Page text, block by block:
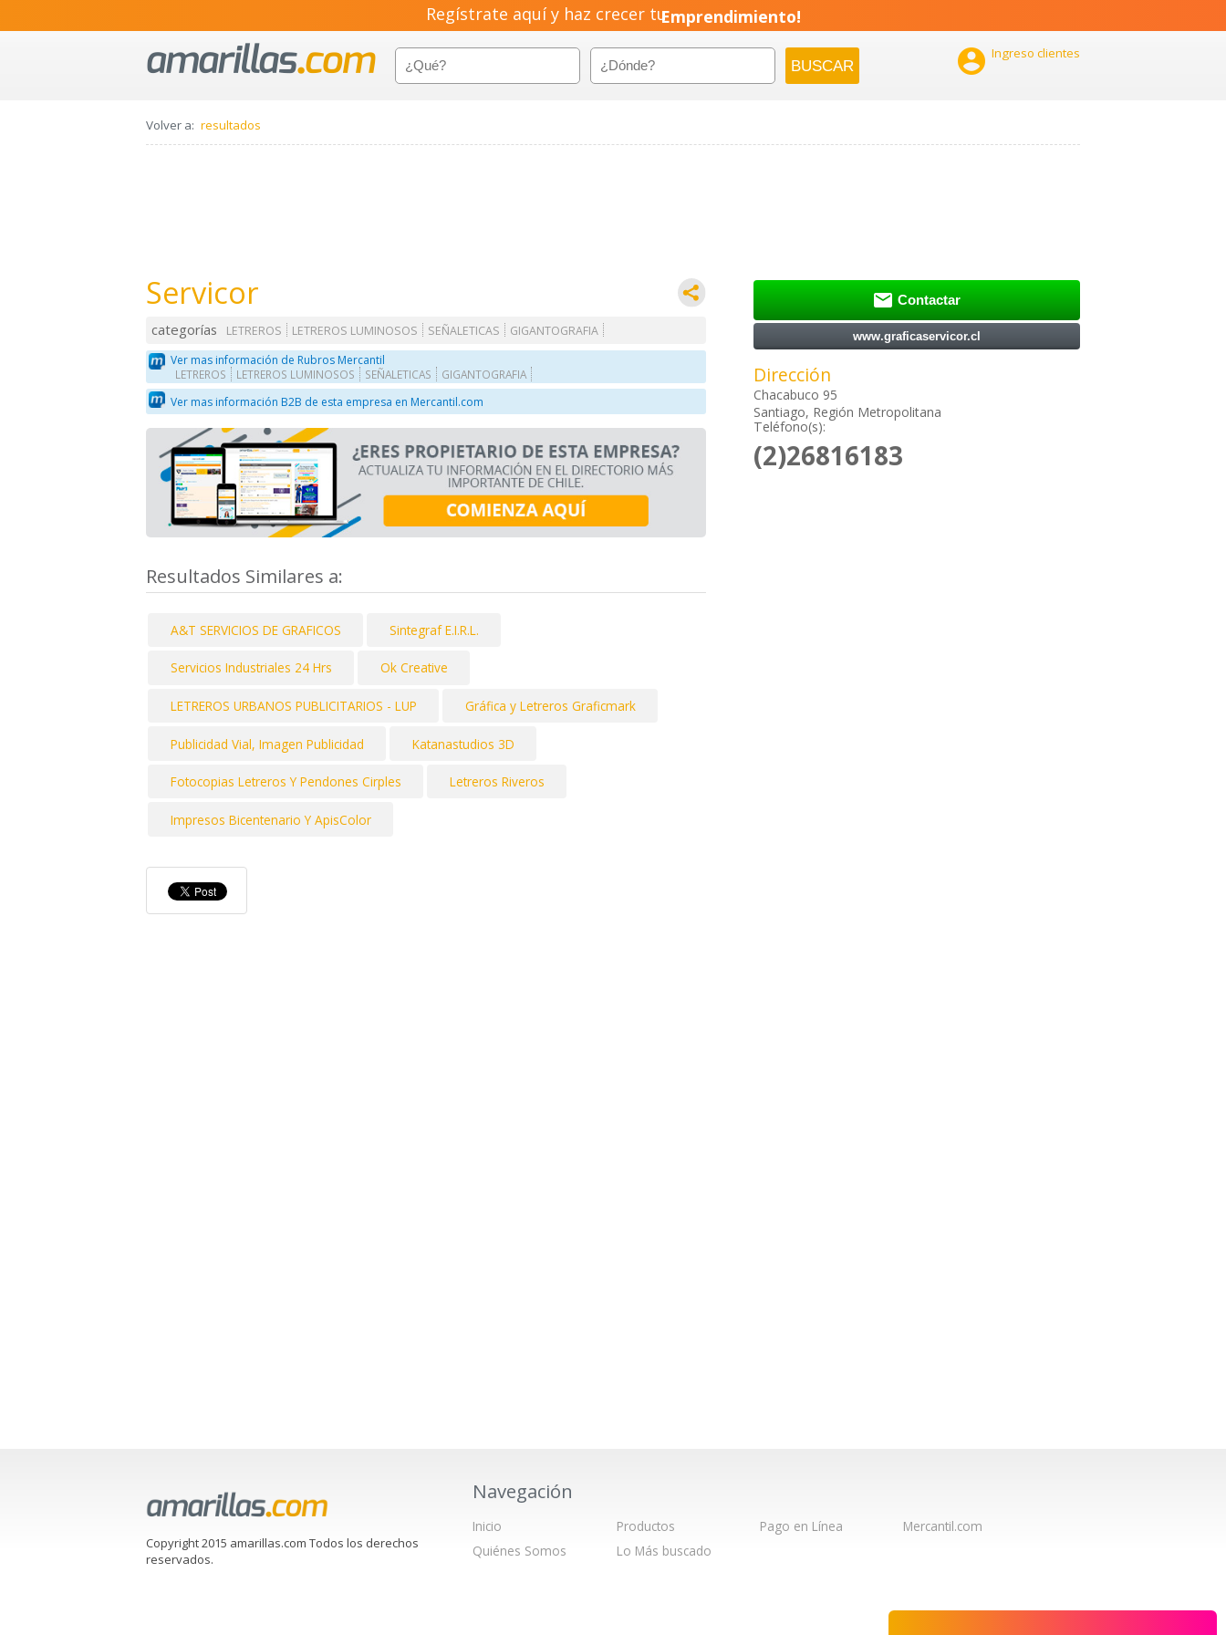
Regístrate aquí y haz crecer tu
Emprendimiento!
 Ingreso clientes
Volver a: resultados
Servicor
categorías LETREROS LETREROS LUMINOSOS SEÑALETICAS
GIGANTOGRAFIA
Ver mas información de Rubros Mercantil
LETREROS LETREROS LUMINOSOS SEÑALETICAS GIGANTOGRAFIA
Ver mas información B2B de esta empresa en Mercantil.com
Resultados Similares a:
A&T SERVICIOS DE GRAFICOS Sintegraf E.I.R.L.
Servicios Industriales 24 Hrs Ok Creative
LETREROS URBANOS PUBLICITARIOS - LUP Gráfica y Letreros Graficmark
Publicidad Vial, Imagen Publicidad Katanastudios 3D
Fotocopias Letreros Y Pendones Cirples Letreros Riveros
Impresos Bicentenario Y ApisColor
 Contactar
www.graficaservicor.cl
Dirección
Chacabuco 95
Santiago, Región Metropolitana
Teléfono(s):
(2)26816183
Copyright 2015 amarillas.com Todos los derechos
reservados.
Navegación
Inicio
Quiénes Somos
Productos
Lo Más buscado
Pago en Línea Mercantil.com